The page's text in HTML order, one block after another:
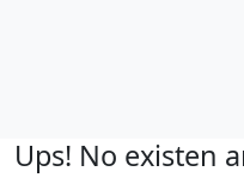
Ups! No existen